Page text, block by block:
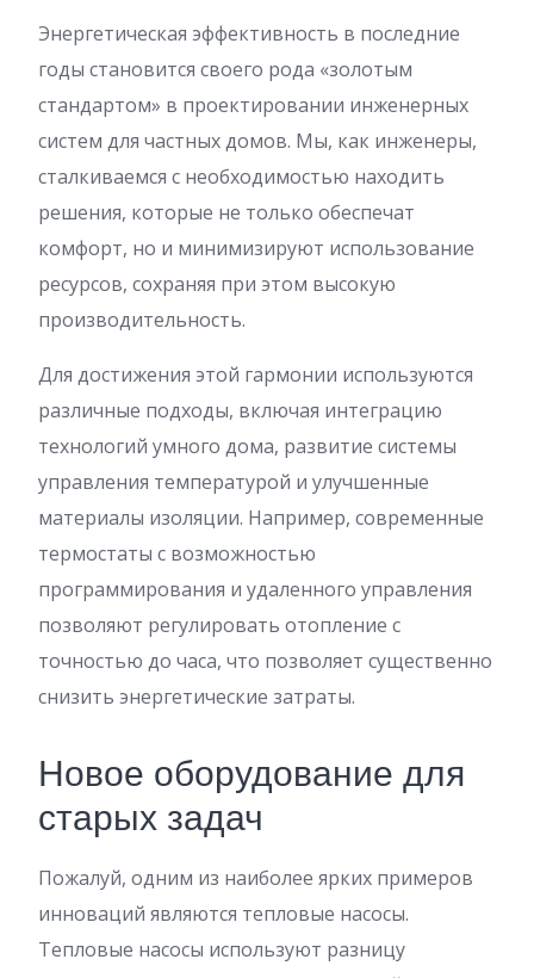
Энергетическая эффективность в последние
годы становится своего рода «золотым
стандартом» в проектировании инженерных
систем для частных домов. Мы, как инженеры,
сталкиваемся с необходимостью находить
решения, которые не только обеспечат
комфорт, но и минимизируют использование
ресурсов, сохраняя при этом высокую
производительность.
Для достижения этой гармонии используются
различные подходы, включая интеграцию
технологий умного дома, развитие системы
управления температурой и улучшенные
материалы изоляции. Например, современные
термостаты с возможностью
программирования и удаленного управления
позволяют регулировать отопление с
точностью до часа, что позволяет существенно
снизить энергетические затраты.
Новое оборудование для
старых задач
Пожалуй, одним из наиболее ярких примеров
инноваций являются тепловые насосы.
Тепловые насосы используют разницу